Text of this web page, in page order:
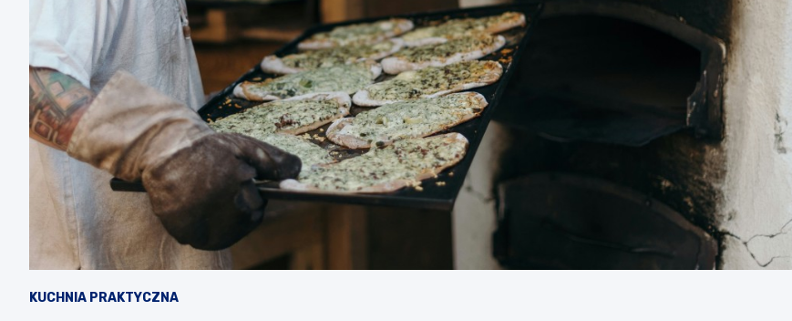
KUCHNIA PRAKTYCZNA